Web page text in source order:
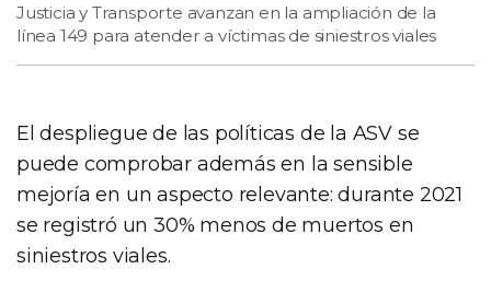
Justicia y Transporte avanzan en la ampliación de la
línea 149 para atender a víctimas de siniestros viales
El despliegue de las políticas de la ASV se
puede comprobar además en la sensible
mejoría en un aspecto relevante: durante 2021
se registró un 30% menos de muertos en
siniestros viales.